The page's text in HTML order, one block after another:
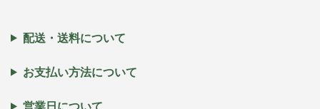
配送・送料について
お支払い方法について